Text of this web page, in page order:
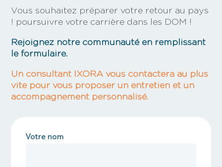
Vous souhaitez préparer votre retour au pays
! poursuivre votre carrière dans les DOM !
Rejoignez notre communauté en remplissant
le formulaire.
Un consultant IXORA vous contactera au plus
vite pour vous proposer un entretien et un
accompagnement personnalisé.
Votre nom